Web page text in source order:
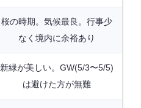
桜の時期。気候最良。行事少
なく境内に余裕あり
新緑が美しい。GW(5/3〜5/5)
は避けた方が無難